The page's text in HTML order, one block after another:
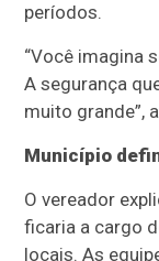
períodos.
“Você imagina
A segurança
muito grande”,
Município
O vereador
ficaria a cargo
locais. As